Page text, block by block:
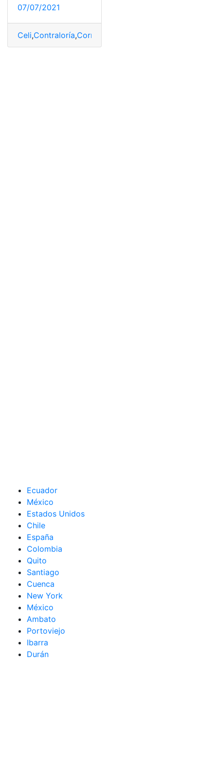
07/07/2021
Celi,Contraloría,Corrupción
Ecuador
México
Estados Unidos
Chile
España
Colombia
Quito
Santiago
Cuenca
New York
México
Ambato
Portoviejo
Ibarra
Durán